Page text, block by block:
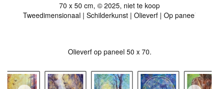
70 x 50 cm, © 2025, niet te koop
Tweedimensionaal | Schilderkunst | Olieverf | Op paneel
Olieverf op paneel 50 x 70.